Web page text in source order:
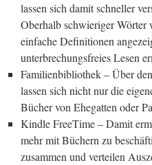
lassen sich damit schneller
Oberhalb schwieriger Wörter
einfache Definitionen
unterbrechungsfreies Lesen
Familienbibliothek – Über
lassen sich nicht nur die
Bücher von Ehegatten oder
Kindle FreeTime – Damit
mehr mit Büchern zu
zusammen und verteilen